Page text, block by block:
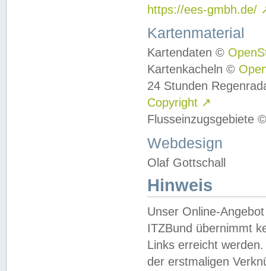
https://ees-gmbh.de/
Kartenmaterial
Kartendaten ©
Kartenkacheln ©
24 Stunden
Copyright ↗
Flusseinzugsgebiete
Webdesign
Olaf Gottschall
Hinweis
Unser Online-
ITZBund übernimmt
Links erreicht
der erstmaligen